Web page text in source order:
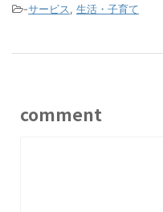
-サービス, 生活・子育て
comment